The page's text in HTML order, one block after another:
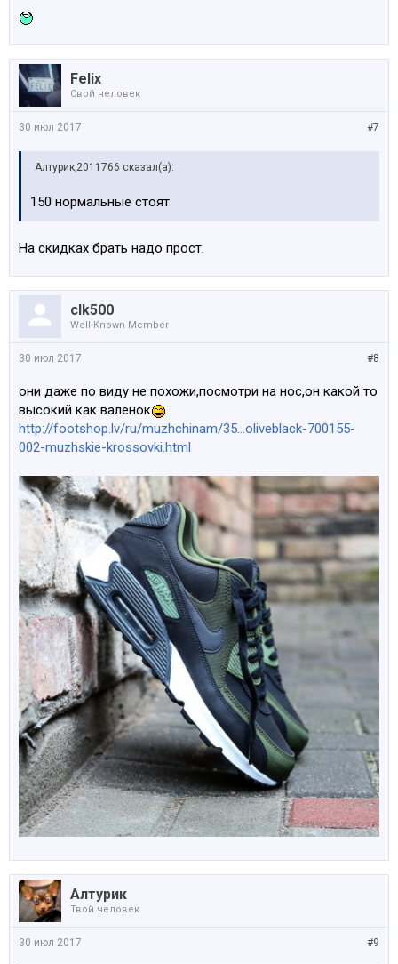
Felix
Свой человек
#7
30 июл 2017
Алтурик;2011766 сказал(а):
150 нормальные стоят
На скидках брать надо прост.
clk500
Well-Known Member
#8
30 июл 2017
они даже по виду не похожи,посмотри на нос,он какой то
высокий как валенок
http://footshop.lv/ru/muzhchinam/35...oliveblack-700155-
002-muzhskie-krossovki.html
Алтурик
Твой человек
#9
30 июл 2017